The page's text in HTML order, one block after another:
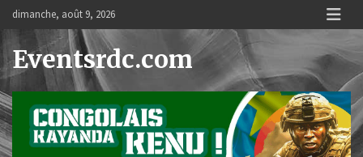
Skip
content
dimanche, août 9, 2026
Eventsrdc.com